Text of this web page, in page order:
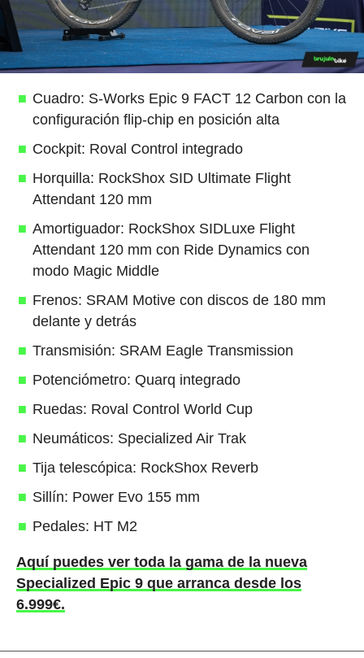
Cuadro: S-Works Epic 9 FACT 12 Carbon con la
configuración flip-chip en posición alta
Cockpit: Roval Control integrado
Horquilla: RockShox SID Ultimate Flight
Attendant 120 mm
Amortiguador: RockShox SIDLuxe Flight
Attendant 120 mm con Ride Dynamics con
modo Magic Middle
Frenos: SRAM Motive con discos de 180 mm
delante y detrás
Transmisión: SRAM Eagle Transmission
Potenciómetro: Quarq integrado
Ruedas: Roval Control World Cup
Neumáticos: Specialized Air Trak
Tija telescópica: RockShox Reverb
Sillín: Power Evo 155 mm
Pedales: HT M2
Aquí puedes ver toda la gama de la nueva
Specialized Epic 9 que arranca desde los
6.999€.